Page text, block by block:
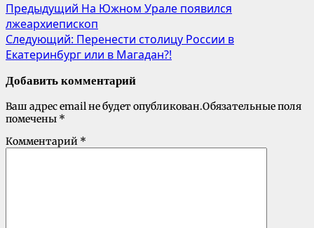
Предыдущий На Южном Урале появился
лжеархиепископ
Следующий: Перенести столицу России в
Екатеринбург или в Магадан?!
Добавить комментарий
Ваш адрес email не будет опубликован.Обязательные поля
помечены *
Комментарий *